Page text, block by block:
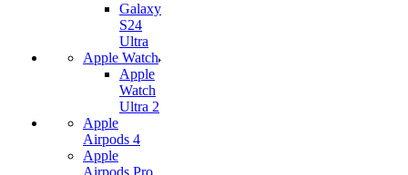
Galaxy
S24
Ultra
Apple Watch
Apple
Watch
Ultra 2
Apple
Airpods 4
Apple
Airpods Pro